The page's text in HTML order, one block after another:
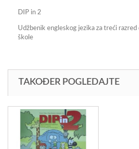
DIP in 2
Udžbenik engleskog jezika za treći
škole
TAKOĐER POGLEDAJTE